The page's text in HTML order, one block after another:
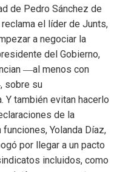
de Pedro Sánchez de
el líder de Junts,
a negociar la
del Gobierno,
―al menos con
sobre su
Y también evitan hacerlo
de la
Yolanda Díaz,
por llegar a un pacto
incluidos, como